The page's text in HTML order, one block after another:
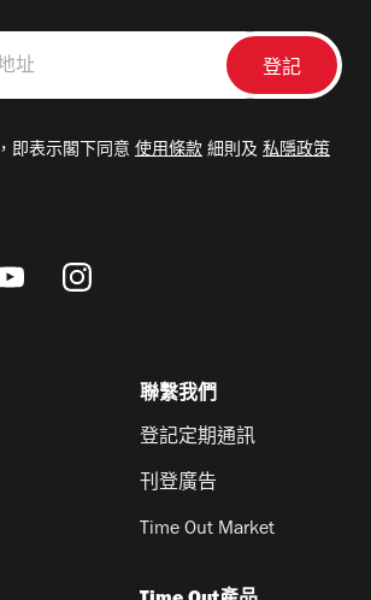
即表示閣下同意 使用條款 細則及 私隱政策
聯繫我們
登記定期通訊
刊登廣告
Time Out Market